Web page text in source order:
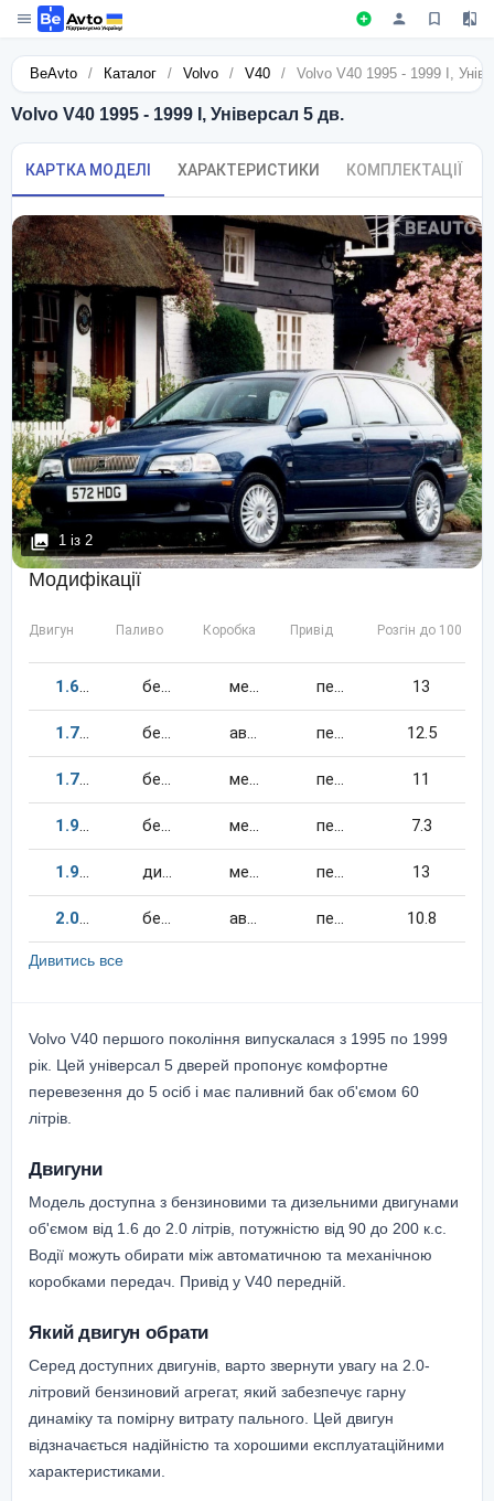
BeAvto / Каталог / Volvo / V40 / Volvo V40 1995 - 1999 I,
Volvo V40 1995 - 1999 I, Універсал 5 дв.
КАРТКА МОДЕЛІ ХАРАКТЕРИСТИКИ КОМПЛЕКТАЦІЇ
1 із 2
Модифікації
Двигун Паливо Коробка Привід Розгін до 100 км/
1.6105 бензин механіка передній 13
1.7115 бензин автомат передній 12.5
1.7115 бензин механіка передній 11
1.9200 бензин механіка передній 7.3
1.990 дизель механіка передній 13
2.0140 бензин автомат передній 10.8
Дивитись все
Volvo V40 першого покоління випускалася з 1995 по 1999
рік. Цей універсал 5 дверей пропонує комфортне
перевезення до 5 осіб і має паливний бак об'ємом 60
літрів.
Двигуни
Модель доступна з бензиновими та дизельними двигунами
об'ємом від 1.6 до 2.0 літрів, потужністю від 90 до 200 к.с.
Водії можуть обирати між автоматичною та механічною
коробками передач. Привід у V40 передній.
Який двигун обрати
Серед доступних двигунів, варто звернути увагу на 2.0-
літровий бензиновий агрегат, який забезпечує гарну
динаміку та помірну витрату пального. Цей двигун
відзначається надійністю та хорошими експлуатаційними
характеристиками.